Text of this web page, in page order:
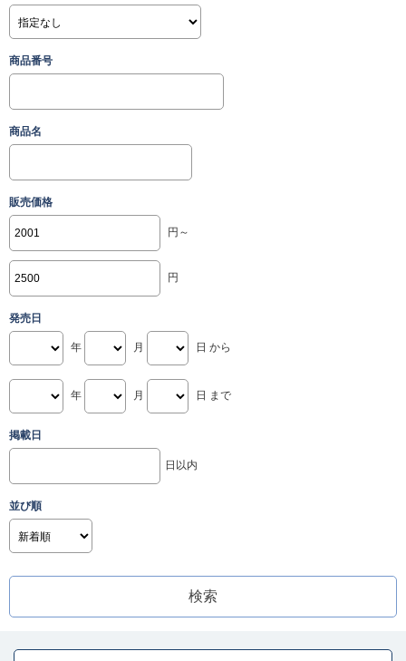
商品番号
商品名
販売価格
円～
円
発売日
年 月 日 から
年 月 日 まで
掲載日
日以内
並び順